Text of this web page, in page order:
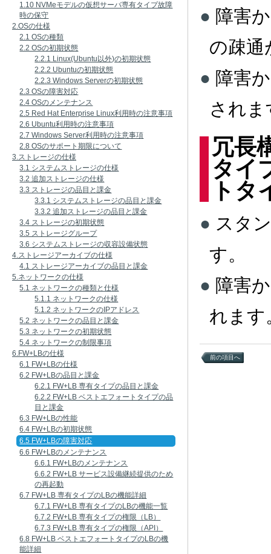
1.10 NVMeモデルの仮想サーバ専有タイプ故障
時の保守
2.OSの仕様
2.1 OSの種類
2.2 OSの初期状態
2.2.1 Linux(Ubuntu以外)の初期状態
2.2.2 Ubuntuの初期状態
2.2.3 Windows Serverの初期状態
2.3 OSの障害対応
2.4 OSのメンテナンス
2.5 Red Hat Enterprise Linux利用時の注意事項
2.6 Ubuntu利用時の注意事項
2.7 Windows Server利用時の注意事項
2.8 OSのサポート期限について
3.ストレージの仕様
3.1 システムストレージの仕様
3.2 追加ストレージの仕様
3.3 ストレージの品目と課金
3.3.1 システムストレージの品目と課金
3.3.2 追加ストレージの品目と課金
3.4 ストレージの初期状態
3.5 ストレージグループ
3.6 システムストレージの収容設備状態
4.ストレージアーカイブの仕様
4.1 ストレージアーカイブの品目と課金
5.ネットワークの仕様
5.1 ネットワークの種類と仕様
5.1.1 ネットワークの仕様
5.1.2 ネットワークのIPアドレス
5.2 ネットワークの品目と課金
5.3 ネットワークの初期状態
5.4 ネットワークの制限事項
6.FW+LBの仕様
6.1 FW+LBの仕様
6.2 FW+LBの品目と課金
6.2.1 FW+LB 専有タイプの品目と課金
6.2.2 FW+LB ベストエフォートタイプの品
目と課金
6.3 FW+LBの性能
6.4 FW+LBの初期状態
6.5 FW+LBの障害対応
6.6 FW+LBのメンテナンス
6.6.1 FW+LBのメンテナンス
6.6.2 FW+LB サービス設備継続提供のため
の再起動
6.7 FW+LB 専有タイプのLBの機能詳細
6.7.1 FW+LB 専有タイプのLBの機能一覧
6.7.2 FW+LB 専有タイプの権限（LB）
6.7.3 FW+LB 専有タイプの権限（API）
6.8 FW+LB ベストエフォートタイプのLBの機
能詳細
障害
の疎通
障害
されま
冗長
タイ
トタ
スタ
す。
障害
れます
前の項目へ